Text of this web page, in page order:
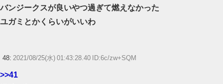
バンジークスが良いやつ過ぎて燃えなかった
ユガミとかくらいがいいわ
48: 2021/08/25(水) 01:43:28.40 ID:6c/zw+SQM
>>41